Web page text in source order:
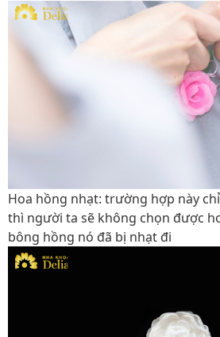
Hoa hồng nhạt: trường hợp này
thì người ta sẽ không chọn được
bông hồng nó đã bị nhạt đi